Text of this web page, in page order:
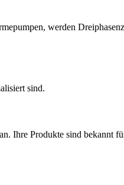
werden
sind.
Ihre Produkte sind bekannt